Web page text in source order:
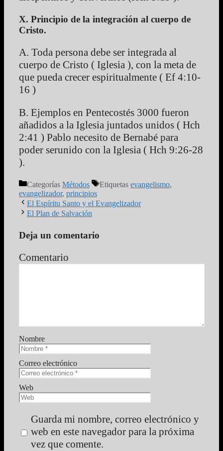
X. Principio de la integración al cuerpo de
Cristo.
A. Toda persona debe ser integrada al
cuerpo de Cristo ( Iglesia ), con la meta de
que pueda crecer espiritualmente ( Ef 4:10-
16 )
B. Ejemplos en Pentecostés 3000 fueron
añadidos a la Iglesia juntados unidos ( Hch
2:41 ) Pablo necesito de Bernabé para
poder serunido con la Iglesia ( Hch 9:26-28
).
Categorías Métodos Etiquetas evangelismo,
evangelizador, principios
El Espíritu Santo y el Evangelizador
El Plan de Salvación
Deja un comentario
Comentario
Nombre
Correo electrónico
Web
Guarda mi nombre, correo electrónico y
web en este navegador para la próxima
vez que comente.